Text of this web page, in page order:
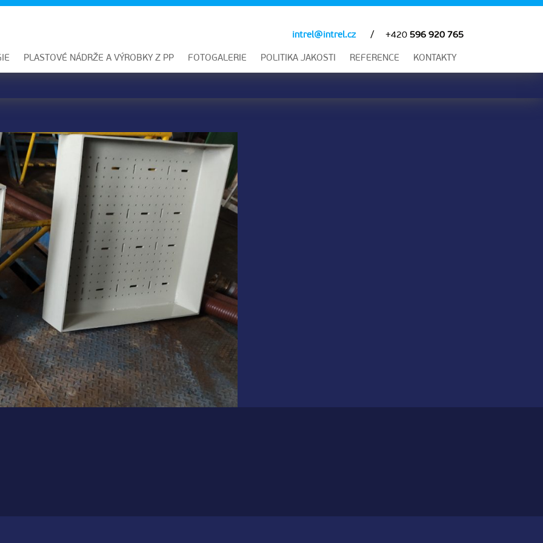
PLASTOVÉ NÁDRŽE A VÝROBKY Z PP FOTOGALERIE POLITIKA JAKOSTI REFERENCE KONTAKTY
intrel@intrel.cz +420 596 920 765